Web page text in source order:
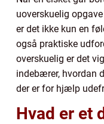
uoverskuelig
er det ikke kun en
også praktiske
overskuelig er det
indebærer, hvordan
der er for hjælp
Hvad er et